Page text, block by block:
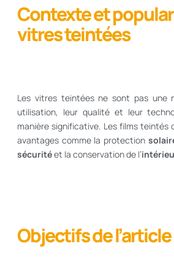
Contexte et
vitres teintées
Les vitres teintées ne sont pas une
utilisation, leur qualité et leur
manière significative. Les films teintés
avantages comme la protection
sécuritéet la conservation de l’
Objectifs de l’article